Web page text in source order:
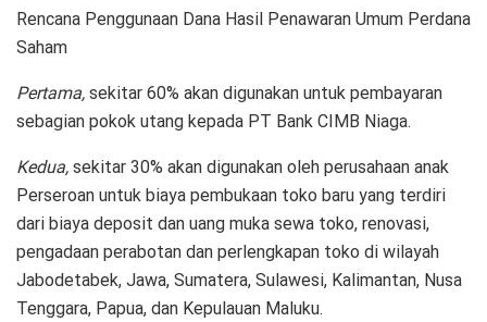
Rencana Penggunaan Dana Hasil Penawaran Umum Perdana
Saham
Pertama, sekitar 60% akan digunakan untuk pembayaran
sebagian pokok utang kepada PT Bank CIMB Niaga.
Kedua, sekitar 30% akan digunakan oleh perusahaan anak
Perseroan untuk biaya pembukaan toko baru yang terdiri
dari biaya deposit dan uang muka sewa toko, renovasi,
pengadaan perabotan dan perlengkapan toko di wilayah
Jabodetabek, Jawa, Sumatera, Sulawesi, Kalimantan, Nusa
Tenggara, Papua, dan Kepulauan Maluku.